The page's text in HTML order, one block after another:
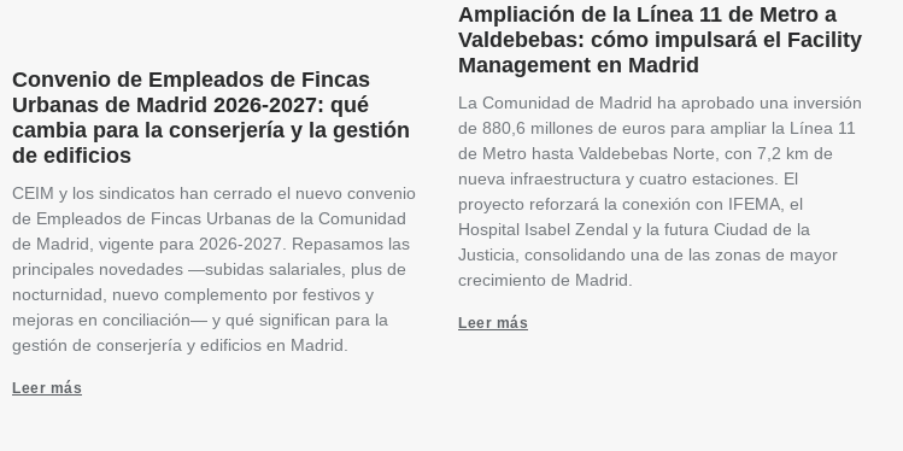
Convenio de Empleados de Fincas
Urbanas de Madrid 2026-2027: qué
cambia para la conserjería y la gestión
de edificios
CEIM y los sindicatos han cerrado el nuevo convenio
de Empleados de Fincas Urbanas de la Comunidad
de Madrid, vigente para 2026-2027. Repasamos las
principales novedades —subidas salariales, plus de
nocturnidad, nuevo complemento por festivos y
mejoras en conciliación— y qué significan para la
gestión de conserjería y edificios en Madrid.
Leer más
Ampliación de la Línea 11 de Metro a
Valdebebas: cómo impulsará el Facility
Management en Madrid
La Comunidad de Madrid ha aprobado una inversión
de 880,6 millones de euros para ampliar la Línea 11
de Metro hasta Valdebebas Norte, con 7,2 km de
nueva infraestructura y cuatro estaciones. El
proyecto reforzará la conexión con IFEMA, el
Hospital Isabel Zendal y la futura Ciudad de la
Justicia, consolidando una de las zonas de mayor
crecimiento de Madrid.
Leer más